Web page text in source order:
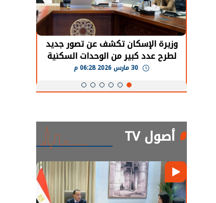
وزيرة الإسكان تكشف عن تصور جديد
لطرح عدد كبير من الوحدات السكنية
بنظام الإيجار
أصول TV